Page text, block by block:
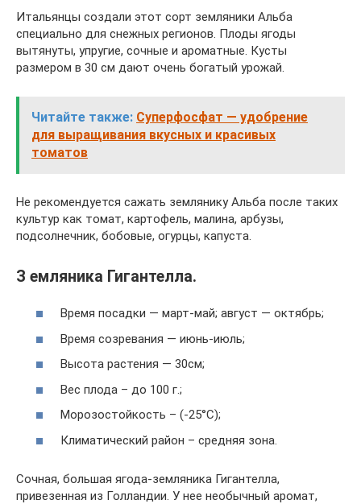
Итальянцы создали этот сорт земляники Альба
специально для снежных регионов. Плоды ягоды
вытянуты, упругие, сочные и ароматные. Кусты
размером в 30 см дают очень богатый урожай.
Читайте также: Суперфосфат — удобрение
для выращивания вкусных и красивых
томатов
Не рекомендуется сажать землянику Альба после таких
культур как томат, картофель, малина, арбузы,
подсолнечник, бобовые, огурцы, капуста.
З емляника Гигантелла.
Время посадки — март-май; август — октябрь;
Время созревания — июнь-июль;
Высота растения — 30см;
Вес плода – до 100 г.;
Морозостойкость – (-25°С);
Климатический район – средняя зона.
Сочная, большая ягода-земляника Гигантелла,
привезенная из Голландии. У нее необычный аромат,